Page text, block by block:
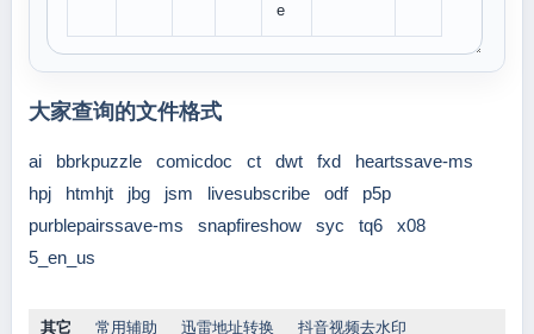
e
大家查询的文件格式
ai bbrkpuzzle comicdoc ct dwt fxd
heartssave-ms
hpj
htmhjt jbg jsm livesubscribe odf
p5p
purblepairssave-ms
snapfireshow syc tq6
x08
5_en_us
其它 常用辅助 迅雷地址转换 抖音视频去水印